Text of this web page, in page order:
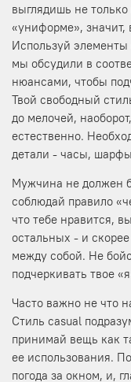
выглядишь не
«униформе», значит,
Используй элементы
мы обсудили в
нюансами, чтобы
Твой свободный
до мелочей,
естественно.
детали - часы,
Мужчина не должен
соблюдай правило
что тебе нравится,
остальных - и скорее
между собой. Не
подчеркивать твое
Часто важно не что
Стиль casual
принимай вещь как
ее использования.
погода за окном, и,